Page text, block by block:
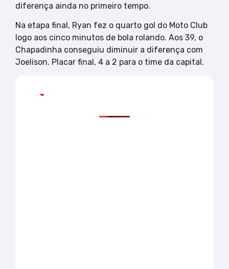
diferença ainda no primeiro tempo.
Na etapa final, Ryan fez o quarto gol do Moto Club
logo aos cinco minutos de bola rolando. Aos 39, o
Chapadinha conseguiu diminuir a diferença com
Joelison. Placar final, 4 a 2 para o time da capital.